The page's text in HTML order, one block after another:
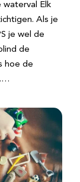
waterval Elk
Als je
je wel de
de
hoe de